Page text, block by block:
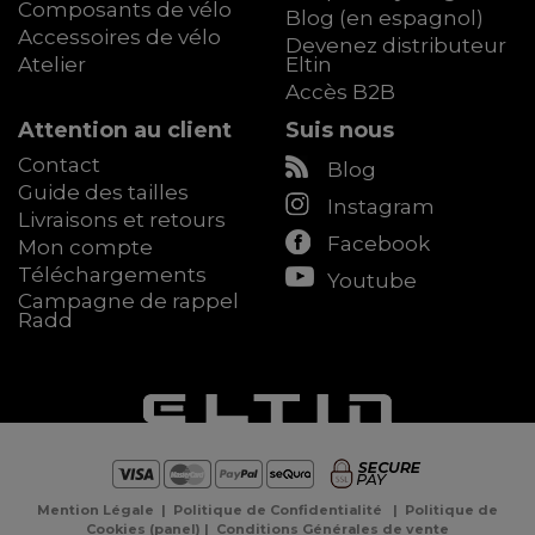
Composants de vélo
Accessoires de vélo
Atelier
Blog (en espagnol)
Devenez distributeur
Eltin
Accès B2B
Attention au client
Contact
Guide des tailles
Livraisons et retours
Mon compte
Téléchargements
Campagne de rappel
Radd
Suis nous
Blog
Instagram
Facebook
Youtube
Mention Légale | Politique de Confidentialité | Politique de
Cookies (panel) | Conditions Générales de vente